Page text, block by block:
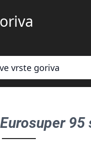
vrste goriva
Eurosuper